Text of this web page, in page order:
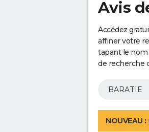
Avis
Accédez
affiner votre
tapant le nom
de recherche
NOUVEAU :